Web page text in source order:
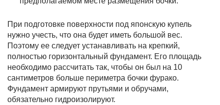
При подготовке поверхности под японскую купель
нужно учесть, что она будет иметь большой вес.
Поэтому ее следует устанавливать на крепкий,
полностью горизонтальный фундамент. Его площадь
необходимо рассчитать так, чтобы он был на 10
сантиметров больше периметра бочки фурако.
Фундамент армируют прутьями и обручами,
обязательно гидроизолируют.